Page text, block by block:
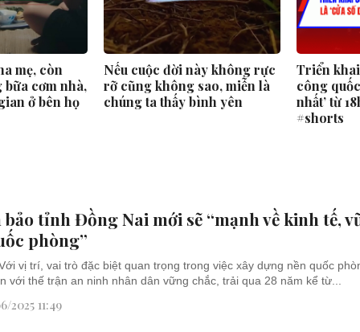
mẹ, còn
cơm nhà,
ở bên họ
Nếu cuộc đời này không rực
rỡ cũng không sao, miễn là
chúng ta thấy bình yên
Triển khai
công
nhất’ từ
#shorts
tỉnh Đồng Nai mới sẽ “mạnh về kinh tế,
phòng”
vị trí, vai trò đặc biệt quan trọng trong việc xây dựng nền quốc
với thế trận an ninh nhân dân vững chắc, trải qua 28 năm kể từ...
2025 11:49